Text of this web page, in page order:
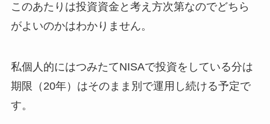
このあたりは投資資金と考え方次第なのでどちら
がよいのかはわかりません。
私個人的にはつみたてNISAで投資をしている分は
期限（20年）はそのまま別で運用し続ける予定で
す。